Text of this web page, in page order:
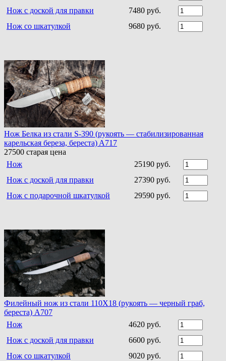
Нож с доской для правки
7480 руб.
Нож со шкатулкой
9680 руб.
Нож Белка из стали S-390 (рукоять — стабилизированная
карельская береза, береста) A717
27500 старая цена
Нож
25190 руб.
Нож с доской для правки
27390 руб.
Нож с подарочной шкатулкой
29590 руб.
Филейный нож из стали 110Х18 (рукоять — черный граб,
береста) A707
Нож
4620 руб.
Нож с доской для правки
6600 руб.
Нож со шкатулкой
9020 руб.